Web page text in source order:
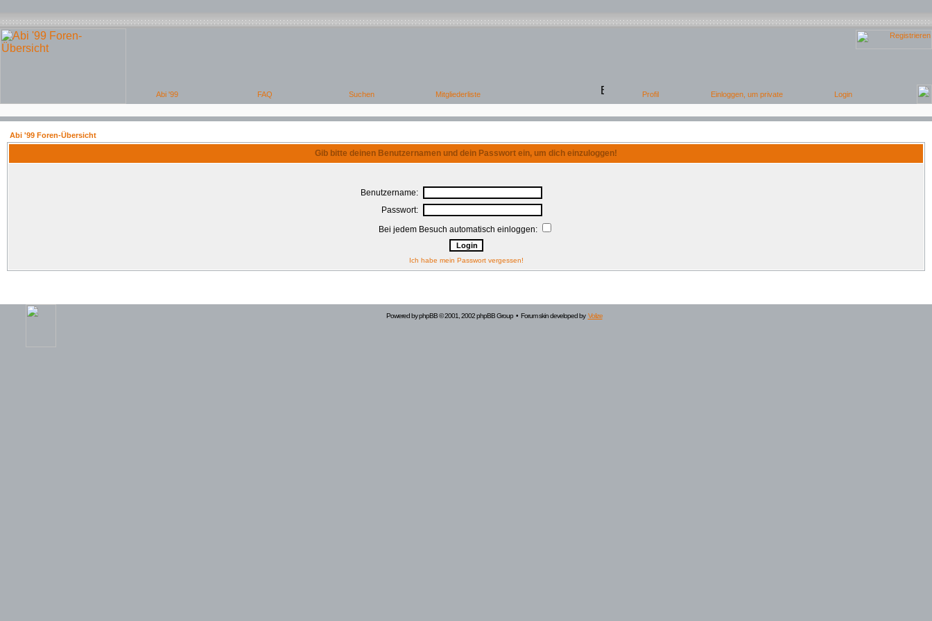
Abi '99 Foren-Übersicht
Gib bitte deinen Benutzernamen und dein Passwort ein, um dich einzuloggen!
Benutzername:
Passwort:
Bei jedem Besuch automatisch einloggen:
Ich habe mein Passwort vergessen!
Powered byphpBB© 2001, 2002 phpBB Group • Forum skin developed by Volize